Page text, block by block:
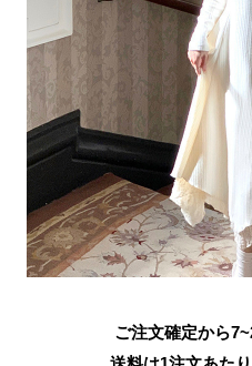
ご注文確定から